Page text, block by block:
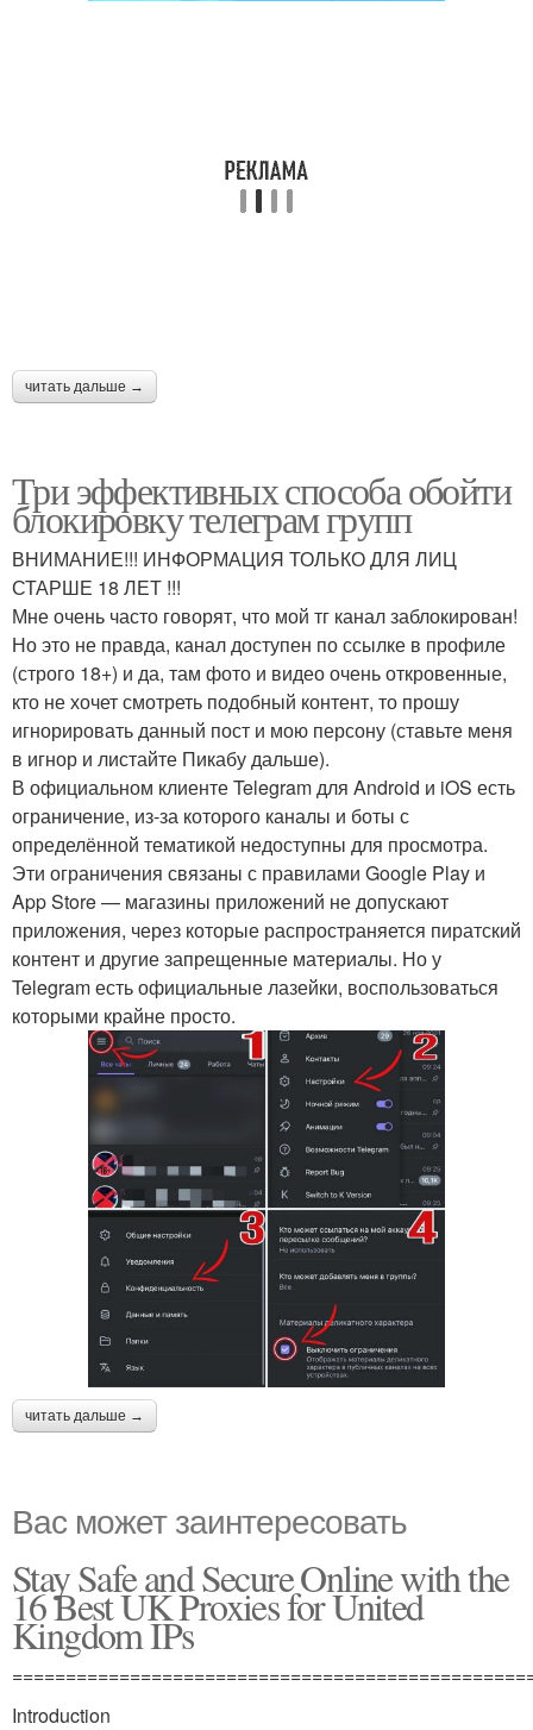
читать дальше →
Три эффективных способа обойти
блокировку телеграм групп
ВНИМАНИЕ!!! ИНФОРМАЦИЯ ТОЛЬКО ДЛЯ ЛИЦ
СТАРШЕ 18 ЛЕТ !!!
Мне очень часто говорят, что мой тг канал заблокирован!
Но это не правда, канал доступен по ссылке в профиле
(строго 18+) и да, там фото и видео очень откровенные,
кто не хочет смотреть подобный контент, то прошу
игнорировать данный пост и мою персону (ставьте меня
в игнор и листайте Пикабу дальше).
В официальном клиенте Telegram для Android и iOS есть
ограничение, из-за которого каналы и боты с
определённой тематикой недоступны для просмотра.
Эти ограничения связаны с правилами Google Play и
App Store — магазины приложений не допускают
приложения, через которые распространяется пиратский
контент и другие запрещенные материалы. Но у
Telegram есть официальные лазейки, воспользоваться
которыми крайне просто.
читать дальше →
Вас может заинтересовать
Stay Safe and Secure Online with the
16 Best UK Proxies for United
Kingdom IPs
Introduction